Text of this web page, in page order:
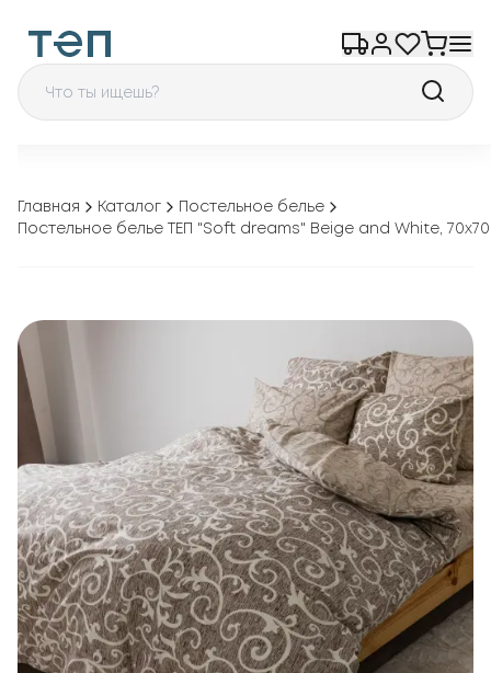
Главная Каталог
Постельное белье
Постельное белье ТЕП "Soft dreams" Beige and White, 70х70